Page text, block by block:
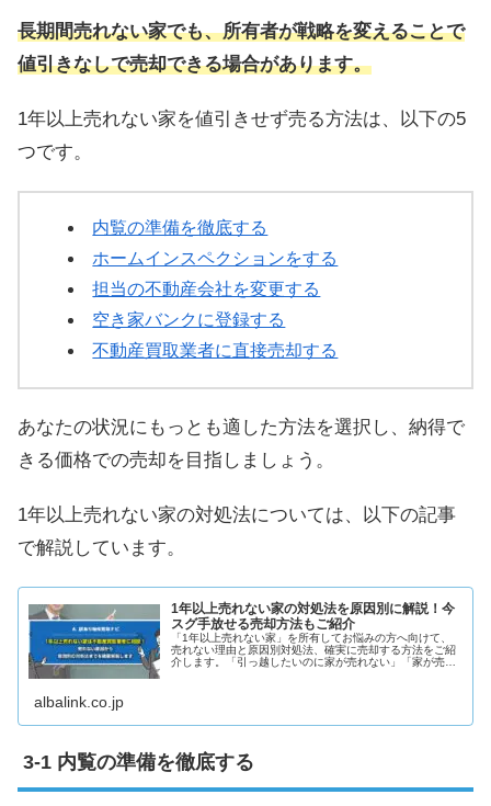
長期間売れない家でも、所有者が戦略を変えることで
値引きなしで売却できる場合があります。
1年以上売れない家を値引きせず売る方法は、以下の5
つです。
内覧の準備を徹底する
ホームインスペクションをする
担当の不動産会社を変更する
空き家バンクに登録する
不動産買取業者に直接売却する
あなたの状況にもっとも適した方法を選択し、納得で
きる価格での売却を目指しましょう。
1年以上売れない家の対処法については、以下の記事
で解説しています。
1年以上売れない家の対処法を原因別に解説！今
スグ手放せる売却方法もご紹介
「1年以上売れない家」を所有してお悩みの方へ向けて、
売れない理由と原因別対処法、確実に売却する方法をご紹
介します。「引っ越したいのに家が売れない」「家が売れ
albalink.co.jp
内覧の準備を徹底する